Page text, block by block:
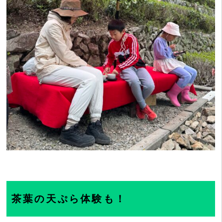
茶葉の天ぷら体験も！